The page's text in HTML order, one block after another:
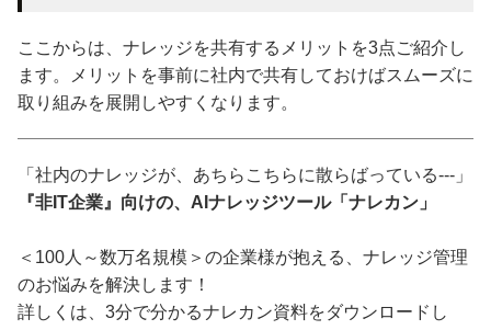
ここからは、ナレッジを共有するメリットを3点ご紹介し
ます。メリットを事前に社内で共有しておけばスムーズに
取り組みを展開しやすくなります。
「社内のナレッジが、あちらこちらに散らばっている---」
『非IT企業』向けの、AIナレッジツール「ナレカン」
＜100人～数万名規模＞の企業様が抱える、ナレッジ管理
のお悩みを解決します！
詳しくは、3分で分かるナレカン資料をダウンロードし